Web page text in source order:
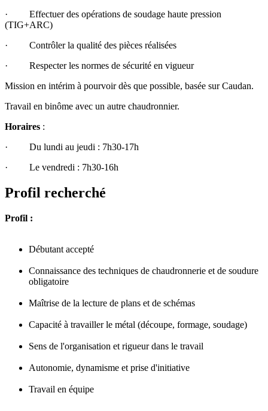
· Effectuer des opérations de soudage haute pression
(TIG+ARC)
· Contrôler la qualité des pièces réalisées
· Respecter les normes de sécurité en vigueur
Mission en intérim à pourvoir dès que possible, basée sur Caudan.
Travail en binôme avec un autre chaudronnier.
Horaires :
· Du lundi au jeudi : 7h30-17h
· Le vendredi : 7h30-16h
Profil recherché
Profil :
Débutant accepté
Connaissance des techniques de chaudronnerie et de soudure
obligatoire
Maîtrise de la lecture de plans et de schémas
Capacité à travailler le métal (découpe, formage, soudage)
Sens de l'organisation et rigueur dans le travail
Autonomie, dynamisme et prise d'initiative
Travail en équipe